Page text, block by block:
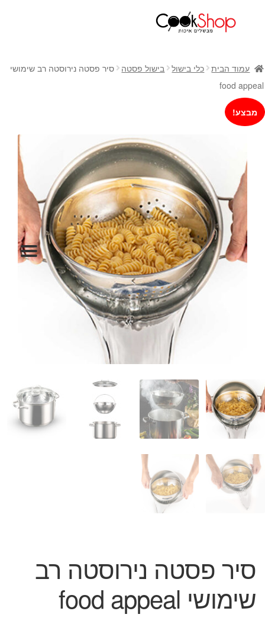
חנות
כלי בישול
סירים
מחבתות
כלי הגשה ואירוח
מוצרי חשמל למטבח
גאדג'טס וכלי מטבח
אחסון למטבח
סכינים
אפייה
קפה ותה
גיפט קארד
כלי בית
המותגים שלנו
מתנות לחנוכת בית
תשלום
עמוד הבית כלי בישול בישול פסטה
סיר פסטה נירוסטה רב שימושי
food appeal
מבצע!
סיר פסטה נירוסטה רב
שימושי food appeal